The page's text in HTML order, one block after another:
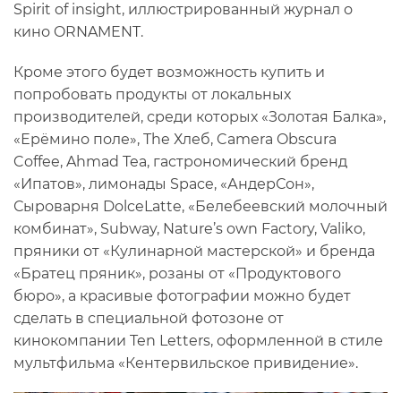
Spirit of insight, иллюстрированный журнал о
кино ORNAMENT.
Кроме этого будет возможность купить и
попробовать продукты от локальных
производителей, среди которых «Золотая Балка»,
«Ерёмино поле», The Хлеб, Camera Obscura
Coffee, Ahmad Tea, гастрономический бренд
«Ипатов», лимонады Space, «АндерСон»,
Сыроварня DolceLatte, «Белебеевский молочный
комбинат», Subway, Nature’s own Factory, Valiko,
пряники от «Кулинарной мастерской» и бренда
«Братец пряник», розаны от «Продуктового
бюро», а красивые фотографии можно будет
сделать в специальной фотозоне от
кинокомпании Ten Letters, оформленной в стиле
мультфильма «Кентервильское привидение».